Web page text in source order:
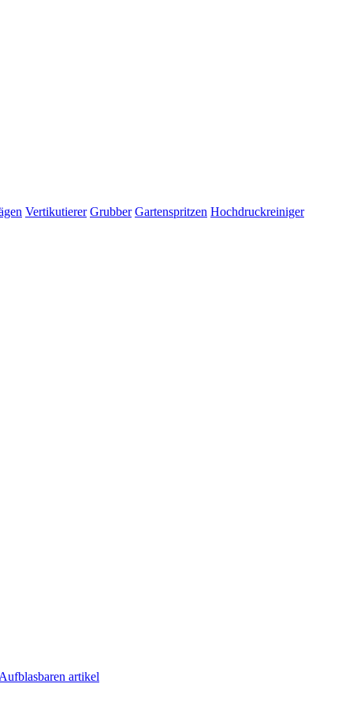
Vertikutierer Grubber Gartenspritzen Hochdruckreiniger
Aufblasbaren artikel